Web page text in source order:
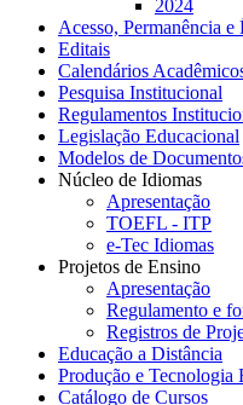
2024
Acesso, Permanência e
Editais
Calendários
Pesquisa Institucional
Regulamentos
Legislação Educacional
Modelos de
Núcleo de Idiomas
Apresentação
TOEFL - ITP
e-Tec Idiomas
Projetos de Ensino
Apresentação
Regulamento e
Registros de
Educação a Distância
Produção e Tecnologia
Catálogo de Cursos